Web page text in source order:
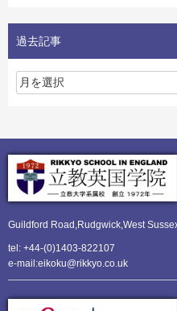
過去記事
Guildford Road,Rudgwick,West
tel: +44-(0)1403-822107
e-mail:eikoku@rikkyo.co.uk